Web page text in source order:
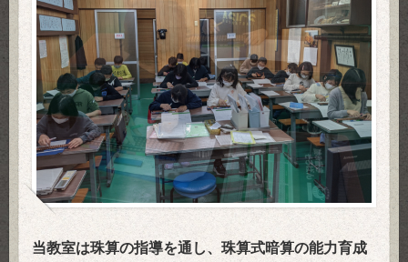
当教室は珠算の指導を通し、珠算式暗算の能力育成